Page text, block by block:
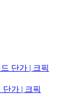
단가 | 크픽
가 | 크픽